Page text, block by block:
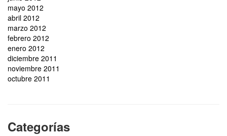
mayo 2012
abril 2012
marzo 2012
febrero 2012
enero 2012
diciembre 2011
noviembre 2011
octubre 2011
Categorías